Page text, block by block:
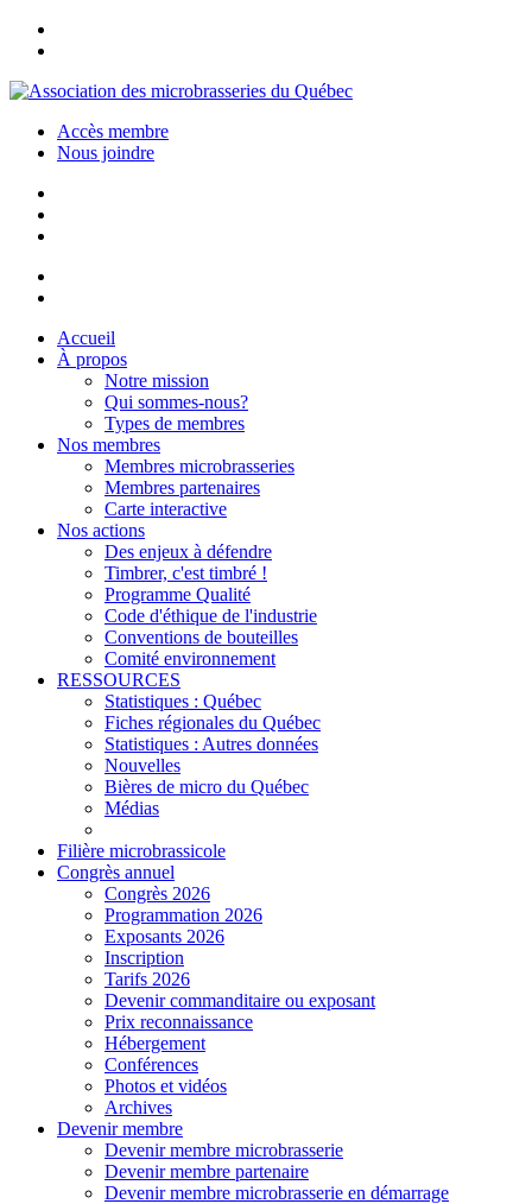
Accès membre
Nous joindre
Accueil
À propos
Notre mission
Qui sommes-nous?
Types de membres
Nos membres
Membres microbrasseries
Membres partenaires
Carte interactive
Nos actions
Des enjeux à défendre
Timbrer, c'est timbré !
Programme Qualité
Code d'éthique de l'industrie
Conventions de bouteilles
Comité environnement
RESSOURCES
Statistiques : Québec
Fiches régionales du Québec
Statistiques : Autres données
Nouvelles
Bières de micro du Québec
Médias
Filière microbrassicole
Congrès annuel
Congrès 2026
Programmation 2026
Exposants 2026
Inscription
Tarifs 2026
Devenir commanditaire ou exposant
Prix reconnaissance
Hébergement
Conférences
Photos et vidéos
Archives
Devenir membre
Devenir membre microbrasserie
Devenir membre partenaire
Devenir membre microbrasserie en démarrage